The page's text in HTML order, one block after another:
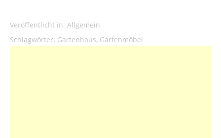
Veröffentlicht in: Allgemein
Schlagwörter: Gartenhaus, Gartenmöbel